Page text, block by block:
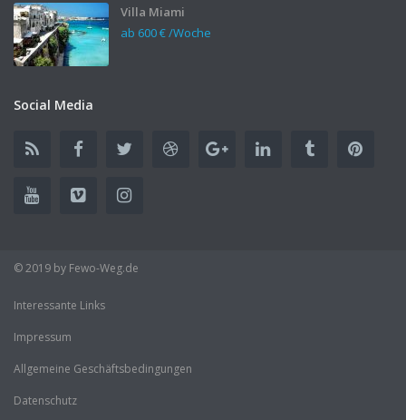
Villa Miami
ab 600 €/Woche
Social Media
© 2019 by Fewo-Weg.de
Interessante Links
Impressum
Allgemeine Geschäftsbedingungen
Datenschutz